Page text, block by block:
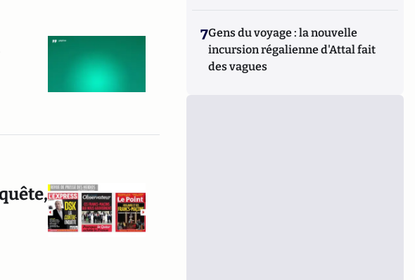
7Gens du voyage : la nouvelle
incursion régalienne d'Attal fait
des vagues